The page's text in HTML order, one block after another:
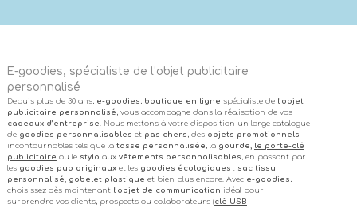
E-goodies, spécialiste de l’objet publicitaire
personnalisé
Depuis plus de 30 ans, e-goodies , boutique en ligne spécialiste de l’objet
publicitaire personnalisé , vous accompagne dans la réalisation de vos
cadeaux d’entreprise. Nous mettons à votre disposition un large catalogue
de goodies personnalisables et pas chers , des objets promotionnels
incontournables tels que la tasse personnalisée , la gourde, le porte-clé
publicitaire ou le stylo aux vêtements personnalisables , en passant par
les goodies pub originauxet les goodies écologiques : sac tissu
personnalisé, gobelet plastique et bien plus encore. Avec e-goodies ,
choisissez dès maintenant l’objet de communication idéal pour
surprendre vos clients, prospects ou collaborateurs (clé USB